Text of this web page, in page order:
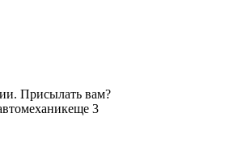
Присылать вам?
еще 3